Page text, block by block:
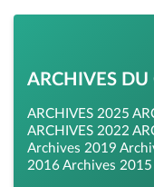
ARCHIVES
ARCHIVES 2025
ARCHIVES 2022
Archives 2019
2016 Archives